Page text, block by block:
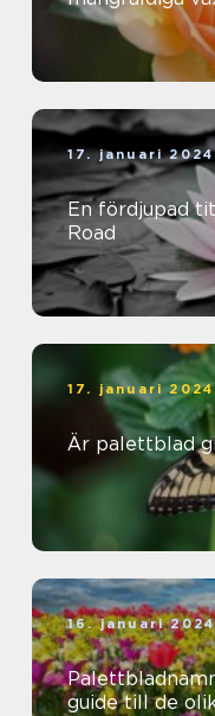
17. januari 2024
En fördjupad
Road
17. januari 2024
Är palettblad
16. januari 2024
guide till de